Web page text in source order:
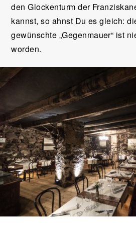
den Glockenturm der
kannst, so ahnst Du es gleich:
gewünschte „Gegenmauer“ ist
worden.